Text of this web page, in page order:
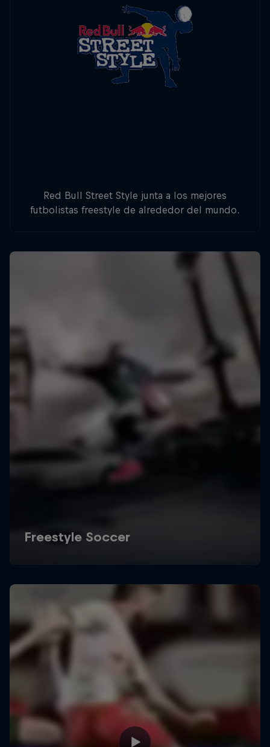
Red Bull Street Style junta a los mejores
futbolistas freestyle de alrededor del mundo.